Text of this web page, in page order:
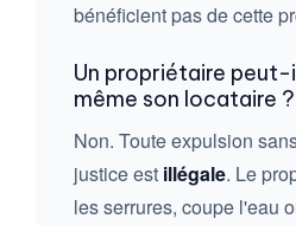
bénéficient pas de cette
Un propriétaire peut-
même son locataire ?
Non. Toute expulsion
justice est illégale. Le
les serrures, coupe l'eau